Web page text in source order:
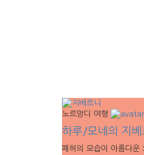
노르망디 여행
하루/모네의 지
폐허의 모습이 아름다운